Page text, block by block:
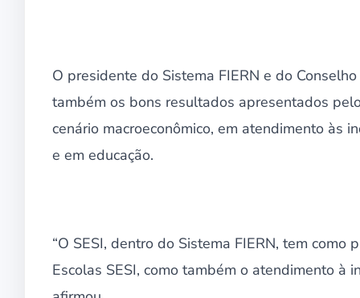
O presidente do Sistema FIERN e do
também os bons resultados apresentados
cenário macroeconômico, em atendimento às
e em educação.
“O SESI, dentro do Sistema FIERN, tem
Escolas SESI, como também o atendimento à